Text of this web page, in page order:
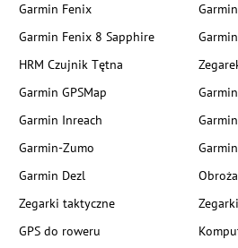
Garmin Fenix
Garmin Fenix 8 Sapphire
HRM Czujnik Tętna
Garmin GPSMap
Garmin Inreach
Garmin-Zumo
Garmin Dezl
Zegarki taktyczne
GPS do roweru